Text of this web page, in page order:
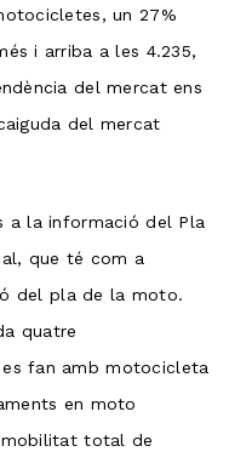
un 27%
i arriba a les 4.235,
del mercat ens
del mercat
a la informació del Pla
que té com a
del pla de la moto.
quatre
fan amb motocicleta
en moto
total de